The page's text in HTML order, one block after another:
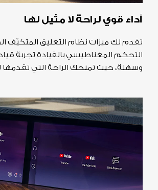
أداء قوي لراحة لا مثيل لها
تقدم لك ميزات نظام التعليق المتكيّف
التحكم المغناطيسي بالقيادة تجربة
وسهلة، حيث تمنحك الراحة التي تقدمها